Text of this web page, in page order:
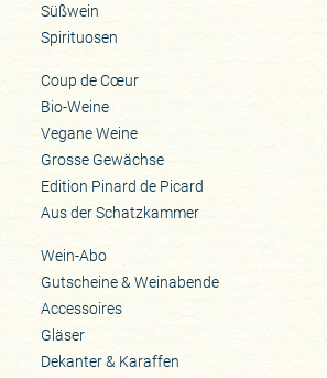
Süßwein
Spirituosen
Coup de Cœur
Bio-Weine
Vegane Weine
Grosse Gewächse
Edition Pinard de Picard
Aus der Schatzkammer
Wein-Abo
Gutscheine & Weinabende
Accessoires
Gläser
Dekanter & Karaffen